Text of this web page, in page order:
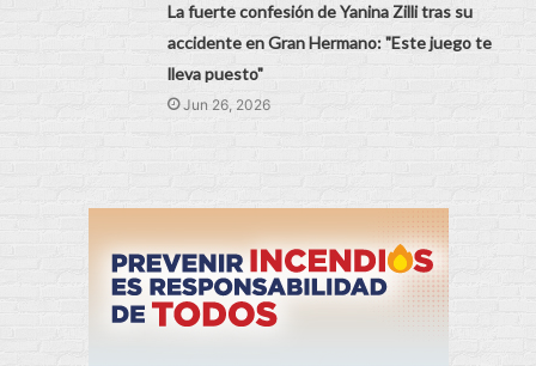
La fuerte confesión de Yanina Zilli tras su
accidente en Gran Hermano: "Este juego te
lleva puesto"
Jun 26, 2026